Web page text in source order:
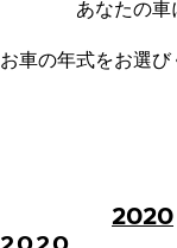
あなたの
お車の年式をお選び
2020
2020